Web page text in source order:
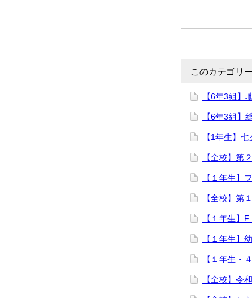
このカテゴリ
【6年3組】
【6年3組】
【1年生】
【全校】第
【１年生】
【全校】第
【１年生】
【１年生】
【１年生・
【全校】令